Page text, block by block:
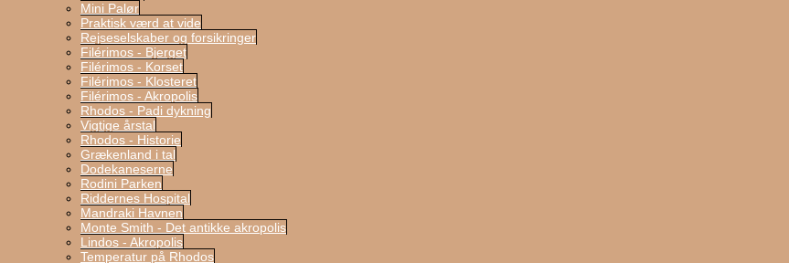
Mini Palør
Praktisk værd at vide
Rejseselskaber og forsikringer
Filérimos - Bjerget
Filérimos - Korset
Filérimos - Klosteret
Filérimos - Akropolis
Rhodos - Padi dykning
Vigtige årstal
Rhodos - Historie
Grækenland i tal
Dodekaneserne
Rodini Parken
Riddernes Hospital
Mandraki Havnen
Monte Smith - Det antikke akropolis
Lindos - Akropolis
Temperatur på Rhodos